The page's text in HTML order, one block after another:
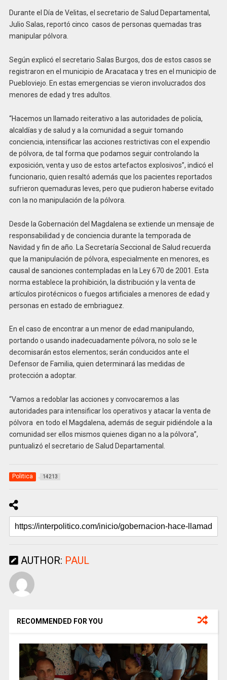
Durante el Día de Velitas, el secretario de Salud Departamental,
Julio Salas, reportó cinco casos de personas quemadas tras
manipular pólvora.
Según explicó el secretario Salas Burgos, dos de estos casos se
registraron en el municipio de Aracataca y tres en el municipio de
Puebloviejo. En estas emergencias se vieron involucrados dos
menores de edad y tres adultos.
“Hacemos un llamado reiterativo a las autoridades de policía,
alcaldías y de salud y a la comunidad a seguir tomando
conciencia, intensificar las acciones restrictivas con el expendio
de pólvora, de tal forma que podamos seguir controlando la
exposición, venta y uso de estos artefactos explosivos”, indicó el
funcionario, quien resaltó además que los pacientes reportados
sufrieron quemaduras leves, pero que pudieron haberse evitado
con la no manipulación de la pólvora.
Desde la Gobernación del Magdalena se extiende un mensaje de
responsabilidad y de conciencia durante la temporada de
Navidad y fin de año. La Secretaría Seccional de Salud recuerda
que la manipulación de pólvora, especialmente en menores, es
causal de sanciones contempladas en la Ley 670 de 2001. Esta
norma establece la prohibición, la distribución y la venta de
artículos pirotécnicos o fuegos artificiales a menores de edad y
personas en estado de embriaguez.
En el caso de encontrar a un menor de edad manipulando,
portando o usando inadecuadamente pólvora, no solo se le
decomisarán estos elementos; serán conducidos ante el
Defensor de Familia, quien determinará las medidas de
protección a adoptar.
“Vamos a redoblar las acciones y convocaremos a las
autoridades para intensificar los operativos y atacar la venta de
pólvora en todo el Magdalena, además de seguir pidiéndole a la
comunidad ser ellos mismos quienes digan no a la pólvora”,
puntualizó el secretario de Salud Departamental.
Politica 14213
AUTHOR: PAUL
RECOMMENDED FOR YOU